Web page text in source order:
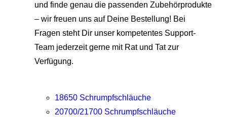
und finde genau die passenden Zubehörprodukte
– wir freuen uns auf Deine Bestellung! Bei
Fragen steht Dir unser kompetentes Support-
Team jederzeit gerne mit Rat und Tat zur
Verfügung.
18650 Schrumpfschläuche
20700/21700 Schrumpfschläuche